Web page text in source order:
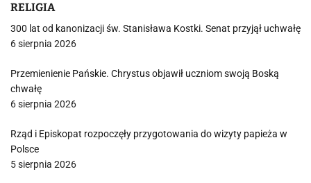
RELIGIA
300 lat od kanonizacji św. Stanisława Kostki. Senat przyjął uchwałę
6 sierpnia 2026
Przemienienie Pańskie. Chrystus objawił uczniom swoją Boską
chwałę
6 sierpnia 2026
Rząd i Episkopat rozpoczęły przygotowania do wizyty papieża w
Polsce
5 sierpnia 2026